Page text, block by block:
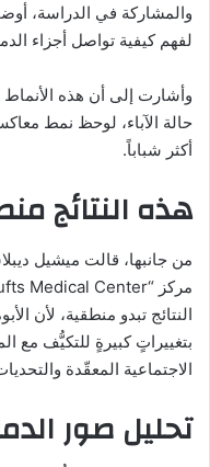
والمشاركة في الدراسة،
لفهم كيفية تواصل أجزاء
وأشارت إلى أن هذه الأنماط
حالة الآباء، لوحظ نمط
أكثر شباباً.
هذه النتائج
من جانبها، قالت ميشيل
النتائج تبدو منطقية، لأن
بتغييراتٍ كبيرةٍ للتكيُّف مع
الاجتماعية المعقّدة
تحليل صور